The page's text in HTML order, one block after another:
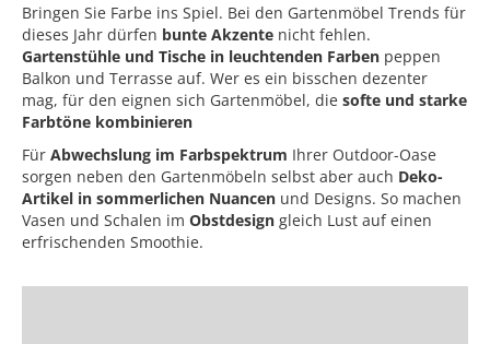
Bringen Sie Farbe ins Spiel. Bei den Gartenmöbel Trends für
dieses Jahr dürfen bunte Akzente nicht fehlen.
Gartenstühle und Tische in leuchtenden Farben peppen
Balkon und Terrasse auf. Wer es ein bisschen dezenter
mag, für den eignen sich Gartenmöbel, die softe und starke
Farbtöne kombinieren
Für Abwechslung im Farbspektrum Ihrer Outdoor-Oase
sorgen neben den Gartenmöbeln selbst aber auch Deko-
Artikel in sommerlichen Nuancen und Designs. So machen
Vasen und Schalen im Obstdesign gleich Lust auf einen
erfrischenden Smoothie.